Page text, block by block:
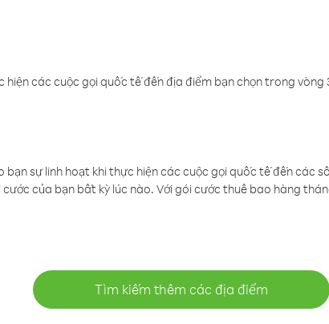
các cuộc gọi quốc tế đến địa điểm bạn chọn trong
sự linh hoạt khi thực hiện các cuộc gọi quốc tế đến các
của bạn bất kỳ lúc nào. Với gói cước thuê bao hàng
Tìm kiếm thêm các địa điểm